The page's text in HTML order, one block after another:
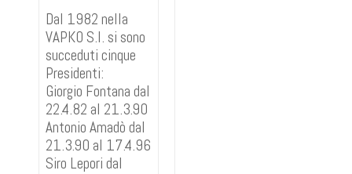
Dal 1982 nella
VAPKO S.I. si sono
succeduti cinque
Presidenti:
Giorgio Fontana dal
22.4.82 al 21.3.90
Antonio Amadò dal
21.3.90 al 17.4.96
Siro Lepori dal